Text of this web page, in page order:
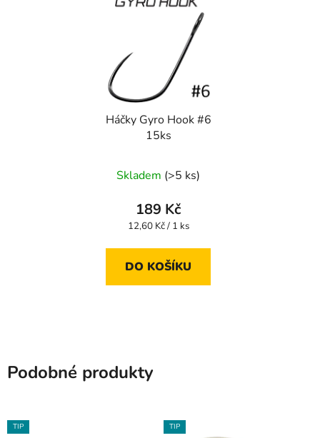
Háčky Gyro Hook #6
15ks
Skladem (>5 ks)
189 Kč
Měrná
12,60 Kč / 1 ks
DO KOŠÍKU
Podobné produkty
TIP TIP